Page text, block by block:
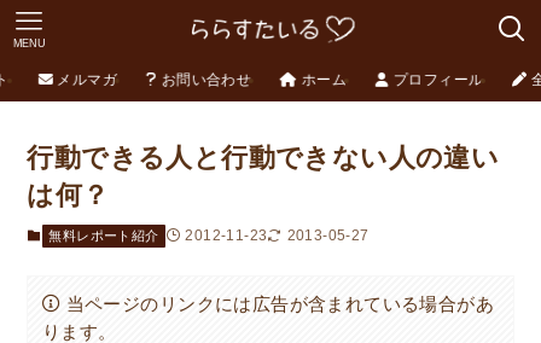
MENU
メルマガ お問い合わせ ホーム プロフィール
行動できる人と行動できない人の違い
は何？
無料レポート紹介 2012-11-23 2013-05-27
当ページのリンクには広告が含まれている場合があ
ります。